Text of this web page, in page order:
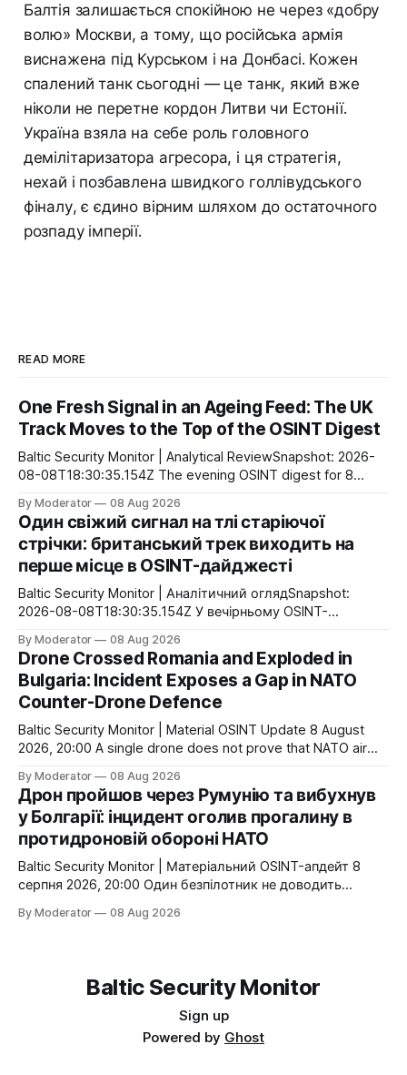
Балтія залишається спокійною не через «добру
волю» Москви, а тому, що російська армія
виснажена під Курськом і на Донбасі. Кожен
спалений танк сьогодні — це танк, який вже
ніколи не перетне кордон Литви чи Естонії.
Україна взяла на себе роль головного
демілітаризатора агресора, і ця стратегія,
нехай і позбавлена швидкого голлівудського
фіналу, є єдино вірним шляхом до остаточного
розпаду імперії.
READ MORE
One Fresh Signal in an Ageing Feed: The UK
Track Moves to the Top of the OSINT Digest
Baltic Security Monitor | Analytical ReviewSnapshot: 2026-
08-08T18:30:35.154Z The evening OSINT digest for 8
system identified only one event over the past 24 hours,
while four of the five most significant entries are between
56 and 108 hours
By Moderator 08 Aug 2026
Один свіжий сигнал на тлі старіючої
стрічки: британський трек виходить на
перше місце в OSINT-дайджесті
Baltic Security Monitor | Аналітичний оглядSnapshot:
2026-08-08T18:30:35.154Z У вечірньому OSINT-
подій: за останню добу система виділила лише одну
подію, а чотири з п’яти найбільш значущих записів
мають вік від 56 до 108 годин. Головний відносно свіжий
сигнал — продовження українсько-британського
діалогу щодо
By Moderator 08 Aug 2026
Drone Crossed Romania and Exploded in
Bulgaria: Incident Exposes a Gap in NATO
Counter-Drone Defence
Baltic Security Monitor | Material OSINT Update 8 August
2026, 20:00 A single drone does not prove that NATO air
of one Allied state, an explosion in a second, and the
proximity of cross-border gas infrastructure point to a
specific
By Moderator 08 Aug 2026
Дрон пройшов через Румунію та вибухнув
у Болгарії: інцидент оголив прогалину в
протидроновій обороні НАТО
Baltic Security Monitor | Матеріальний OSINT-апдейт 8
серпня 2026, 20:00 Один безпілотник не доводить
маршрут через повітряний простір однієї країни
конкретну слабку ланку: малі низьколітні цілі все ще
можуть проходити між національними
By Moderator 08 Aug 2026
Baltic Security Monitor
Sign up
Powered by Ghost